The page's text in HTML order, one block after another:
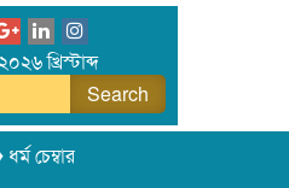
খ্রিস্টাব্দ
ধর্ম চেম্বার